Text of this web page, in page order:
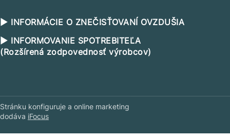
▶ INFORMÁCIE O ZNEČISŤOVANÍ OVZDUŠIA
▶ INFORMOVANIE SPOTREBITEĽA
(Rozšírená zodpovednosť výrobcov)
Stránku konfiguruje a online marketing
dodáva iFocus